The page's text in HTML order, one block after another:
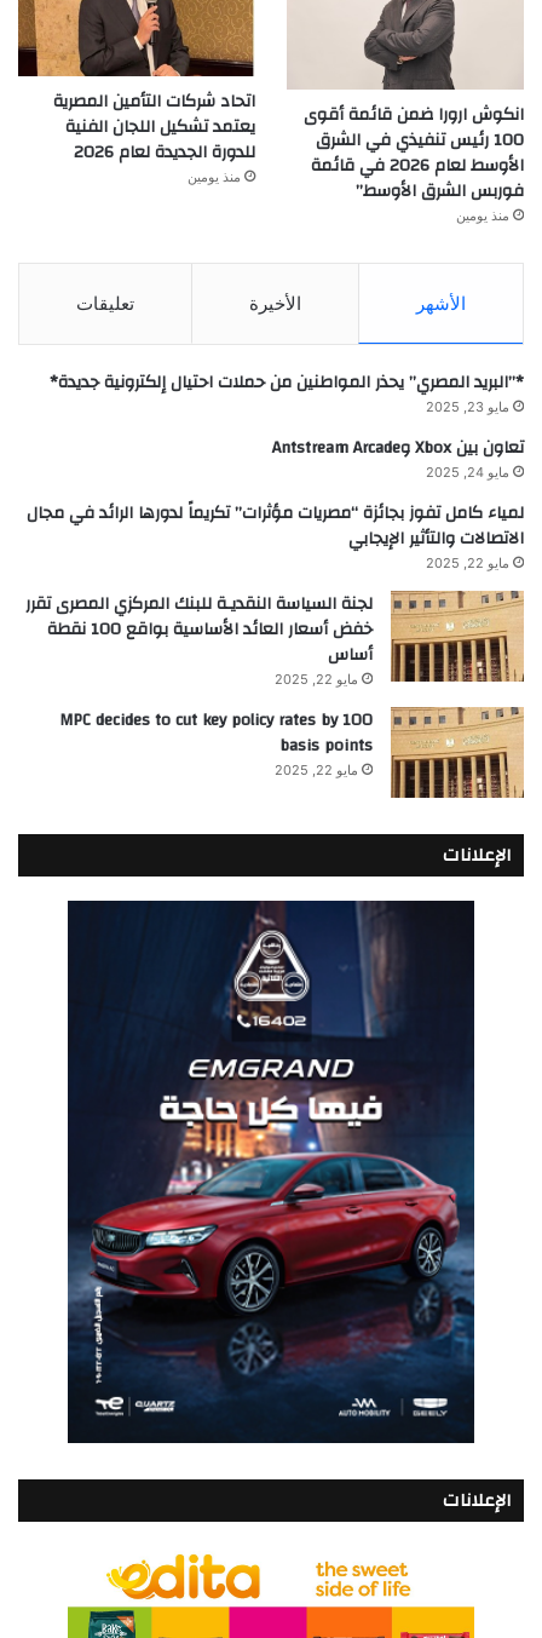
انكوش ارورا ضمن قائمة أقوى
100 رئيس تنفيذي في الشرق
الأوسط لعام 2026 في قائمة
فوربس الشرق الأوسط”
منذ يومين
اتحاد شركات التأمين المصرية
يعتمد تشكيل اللجان الفنية
للدورة الجديدة لعام 2026
منذ يومين
الأشهر الأخيرة تعليقات
*”البريد المصري” يحذر المواطنين من حملات احتيال إلكترونية جديدة*
مايو 23, 2025
تعاون بين Xbox وAntstream Arcade
مايو 24, 2025
لمياء كامل تفوز بجائزة “مصريات مؤثرات” تكريماً لدورها الرائد في مجال
الاتصالات والتأثير الإيجابي
مايو 22, 2025
لجنة السياسة النقديـة للبنك المركزي المصرى تقرر
خفض أسعار العائد الأساسية بواقع 100 نقطة
أساس
مايو 22, 2025
MPC decides to cut key policy rates by 100
basis points
مايو 22, 2025
الإعلانات
الإعلانات